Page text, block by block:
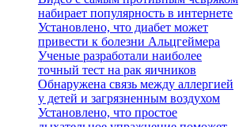
набирает популярность в интернете
Установлено, что диабет может
привести к болезни Альцгеймера
Ученые разработали наиболее
точный тест на рак яичников
Обнаружена связь между аллергией
у детей и загрязненным воздухом
Установлено, что простое